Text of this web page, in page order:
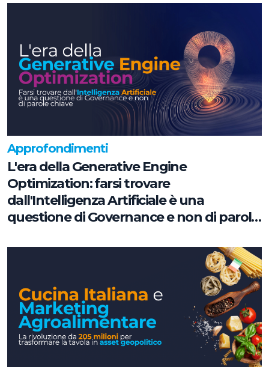
Approfondimenti
L'era della Generative Engine
Optimization: farsi trovare
dall'Intelligenza Artificiale è una
questione di Governance e non di parole